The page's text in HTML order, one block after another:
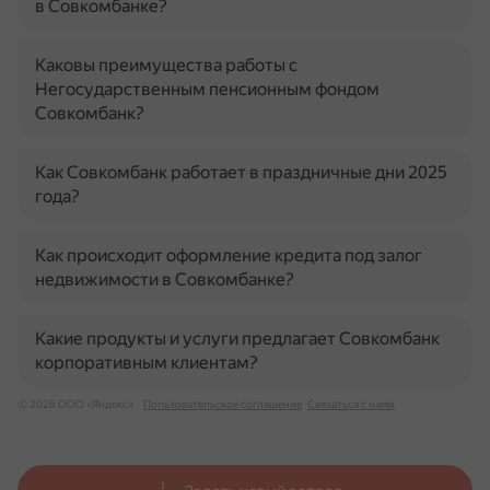
в Совкомбанке?
Каковы преимущества работы с
Негосударственным пенсионным фондом
Совкомбанк?
Как Совкомбанк работает в праздничные дни 2025
года?
Как происходит оформление кредита под залог
недвижимости в Совкомбанке?
Какие продукты и услуги предлагает Совкомбанк
корпоративным клиентам?
© 2026 ООО «Яндекс» Пользовательское соглашение Связаться с нами